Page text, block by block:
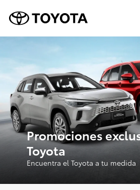
Encuentra tu Toyota
Compra tu Toyota
Servicios Toyota
Mundo Toyota
Promociones
Toyota
Encuentra el Toyota a tu medida